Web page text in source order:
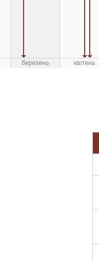
березень квітень